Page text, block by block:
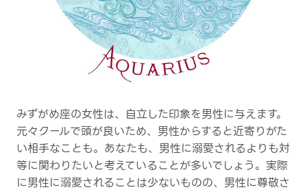
みずがめ座の女性は、自立した印象を男性に与えます。
元々クールで頭が良いため、男性からすると近寄りがた
い相手なことも。あなたも、男性に溺愛されるよりも対
等に関わりたいと考えていることが多いでしょう。実際
に男性に溺愛されることは少ないものの、男性に尊敬さ